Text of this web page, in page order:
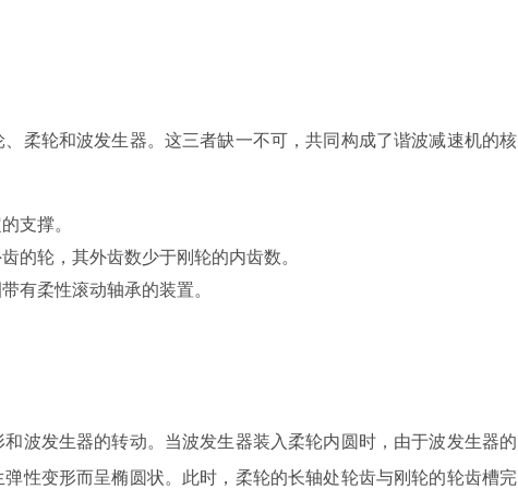
柔轮和波发生器。这三者缺一不可，共同构成了谐波减速机的核
支撑。
的轮，其外齿数少于刚轮的内齿数。
有柔性滚动轴承的装置。
波发生器的转动。当波发生器装入柔轮内圆时，由于波发生器的
性变形而呈椭圆状。此时，柔轮的长轴处轮齿与刚轮的轮齿槽完